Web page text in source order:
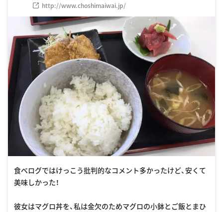
http://www.choshimaiwai.jp/
食べログではけっこう批判的なコメント多かったけど、安くて
美味しかった！
彼女はマグロ丼を、私は金欠のためマグロの小鉢とご飯とまひ